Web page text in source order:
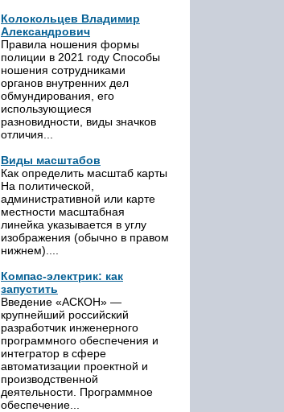
Колокольцев Владимир
Александрович
Правила ношения формы
полиции в 2021 году Способы
ношения сотрудниками
органов внутренних дел
обмундирования, его
использующиеся
разновидности, виды значков
отличия...
Виды масштабов
Как определить масштаб карты
На политической,
административной или карте
местности масштабная
линейка указывается в углу
изображения (обычно в правом
нижнем)....
Компас-электрик: как
запустить
Введение «АСКОН» —
крупнейший российский
разработчик инженерного
программного обеспечения и
интегратор в сфере
автоматизации проектной и
производственной
деятельности. Программное
обеспечение...